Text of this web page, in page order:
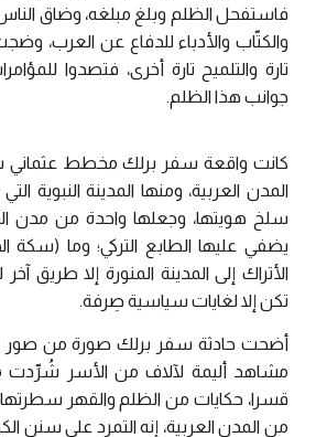
فاستفحل الظلم وبلغ مبلغه، وضاق الناس
والكتّاب والأدباء للدفاع عن العرب،
تارة والتلميح تارة أخرى، فتصدوا
جوانب هذا الظلم.
كانت واقعة سفر برلك مخطط
المدن العربية، ومنها المدينة النبوية
سلخ هويتها، وجعلها واحدة من مدن
يضفي عليها الطابع التركي؛ وما (سكة
الأتراك إلى المدينة المنورة إلا طريق
تكن إلا لغايات سياسية صِرفة.
أضحت حادثة سفر برلك صورة من صور
مشاهد أليمة لآلاف من الأسر
قسرا، حكايات من الظلم والقهر سطرتها
من المدن العربية، إنه التمرد على سنن